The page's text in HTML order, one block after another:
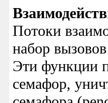
Потоки
набор
Эти функции
семафор,